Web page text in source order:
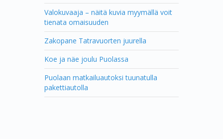
Valokuvaaja – näitä kuvia myymällä voit
tienata omaisuuden
Zakopane Tatravuorten juurella
Koe ja näe joulu Puolassa
Puolaan matkailuautoksi tuunatulla
pakettiautolla